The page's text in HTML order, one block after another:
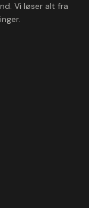
Vi løser alt fra